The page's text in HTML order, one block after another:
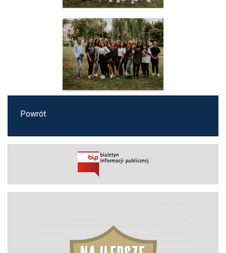
Powrót